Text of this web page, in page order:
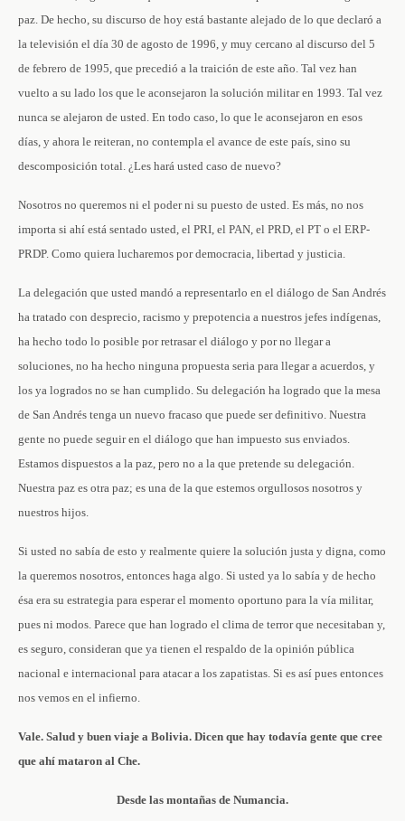
paz. De hecho, su discurso de hoy está bastante alejado de lo que declaró a
la televisión el día 30 de agosto de 1996, y muy cercano al discurso del 5
de febrero de 1995, que precedió a la traición de este año. Tal vez han
vuelto a su lado los que le aconsejaron la solución militar en 1993. Tal vez
nunca se alejaron de usted. En todo caso, lo que le aconsejaron en esos
días, y ahora le reiteran, no contempla el avance de este país, sino su
descomposición total. ¿Les hará usted caso de nuevo?
Nosotros no queremos ni el poder ni su puesto de usted. Es más, no nos
importa si ahí está sentado usted, el PRI, el PAN, el PRD, el PT o el ERP-
PRDP. Como quiera lucharemos por democracia, libertad y justicia.
La delegación que usted mandó a representarlo en el diálogo de San Andrés
ha tratado con desprecio, racismo y prepotencia a nuestros jefes indígenas,
ha hecho todo lo posible por retrasar el diálogo y por no llegar a
soluciones, no ha hecho ninguna propuesta seria para llegar a acuerdos, y
los ya logrados no se han cumplido. Su delegación ha logrado que la mesa
de San Andrés tenga un nuevo fracaso que puede ser definitivo. Nuestra
gente no puede seguir en el diálogo que han impuesto sus enviados.
Estamos dispuestos a la paz, pero no a la que pretende su delegación.
Nuestra paz es otra paz; es una de la que estemos orgullosos nosotros y
nuestros hijos.
Si usted no sabía de esto y realmente quiere la solución justa y digna, como
la queremos nosotros, entonces haga algo. Si usted ya lo sabía y de hecho
ésa era su estrategia para esperar el momento oportuno para la vía militar,
pues ni modos. Parece que han logrado el clima de terror que necesitaban y,
es seguro, consideran que ya tienen el respaldo de la opinión pública
nacional e internacional para atacar a los zapatistas. Si es así pues entonces
nos vemos en el infierno.
Vale. Salud y buen viaje a Bolivia. Dicen que hay todavía gente que cree
que ahí mataron al Che.
Desde las montañas de Numancia.